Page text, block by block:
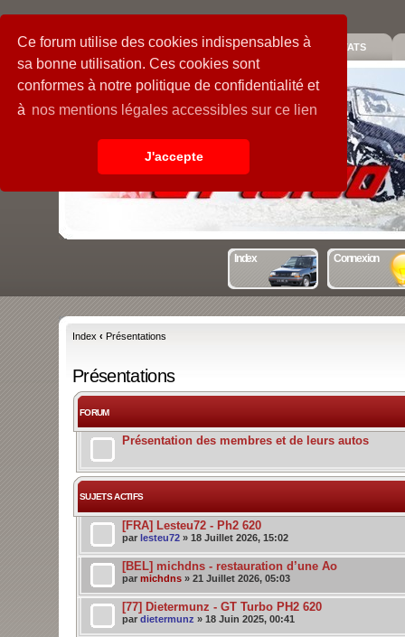
Ce forum utilise des cookies indispensables à
sa bonne utilisation. Ces cookies sont
conformes à notre politique de confidentialité et
à nos mentions légales accessibles sur ce lien
J'accepte
PIECES GALERIE GUIDE STATS
Index Connexion
Index ‹ Présentations
Présentations
FORUM
Présentation des membres et de leurs autos
SUJETS ACTIFS
[FRA] Lesteu72 - Ph2 620
par lesteu72 » 18 Juillet 2026, 15:02
[BEL] michdns - restauration d’une Ao
par michdns » 21 Juillet 2026, 05:03
[77] Dietermunz - GT Turbo PH2 620
par dietermunz » 18 Juin 2025, 00:41